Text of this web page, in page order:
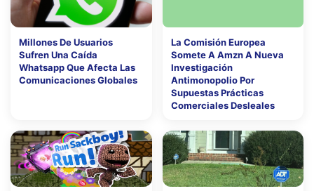
Millones De Usuarios
Sufren Una Caída
Whatsapp Que Afecta Las
Comunicaciones Globales
La Comisión Europea
Somete A Amzn A Nueva
Investigación
Antimonopolio Por
Supuestas Prácticas
Comerciales Desleales